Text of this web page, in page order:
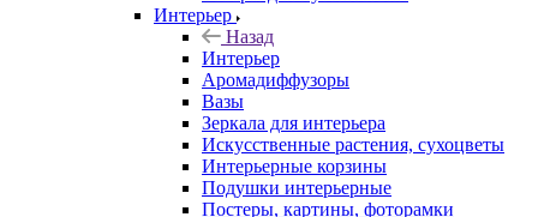
Интерьер
Назад
Интерьер
Аромадиффузоры
Вазы
Зеркала для интерьера
Искусственные растения, сухоцветы
Интерьерные корзины
Подушки интерьерные
Постеры, картины, фоторамки